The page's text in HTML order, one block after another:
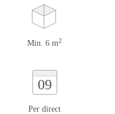
Min. 6 m2
09
Per direct